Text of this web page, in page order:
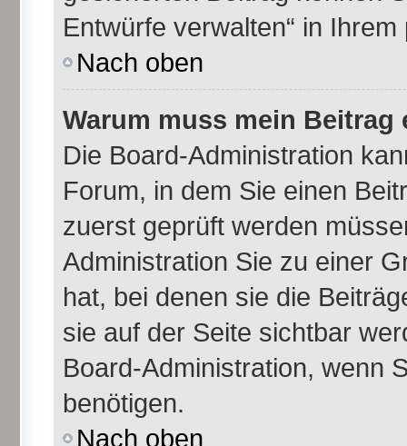
Entwürfe verwalten“ in
Nach oben
Warum muss mein
Die Board-Administration
Forum, in dem Sie einen
zuerst geprüft werden
Administration Sie zu einer
hat, bei denen sie die
sie auf der Seite sichtbar
Board-Administration, wenn
benötigen.
Nach oben